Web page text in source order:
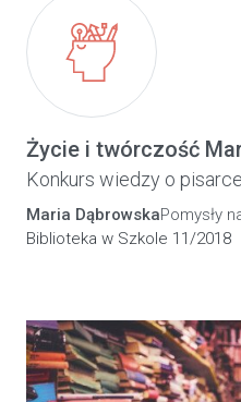
Życie i twórczość
Konkurs wiedzy o pisarce
Maria DąbrowskaPomysły
Biblioteka w Szkole 11/2018